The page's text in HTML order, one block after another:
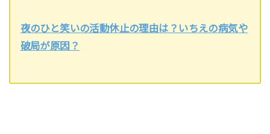
夜のひと笑いの活動休止の理由は？いちえの病気や
破局が原因？